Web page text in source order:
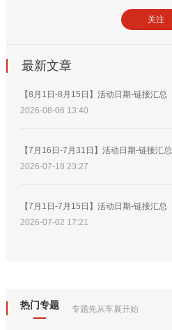
关注
最新文章
【8月1日-8月15日】活动日期-链接汇总
2026-08-06 13:40
【7月16日-7月31日】活动日期-链接汇总
2026-07-18 23:27
【7月1日-7月15日】活动日期-链接汇总
2026-07-02 17:21
热门专题 专题先从车展开始